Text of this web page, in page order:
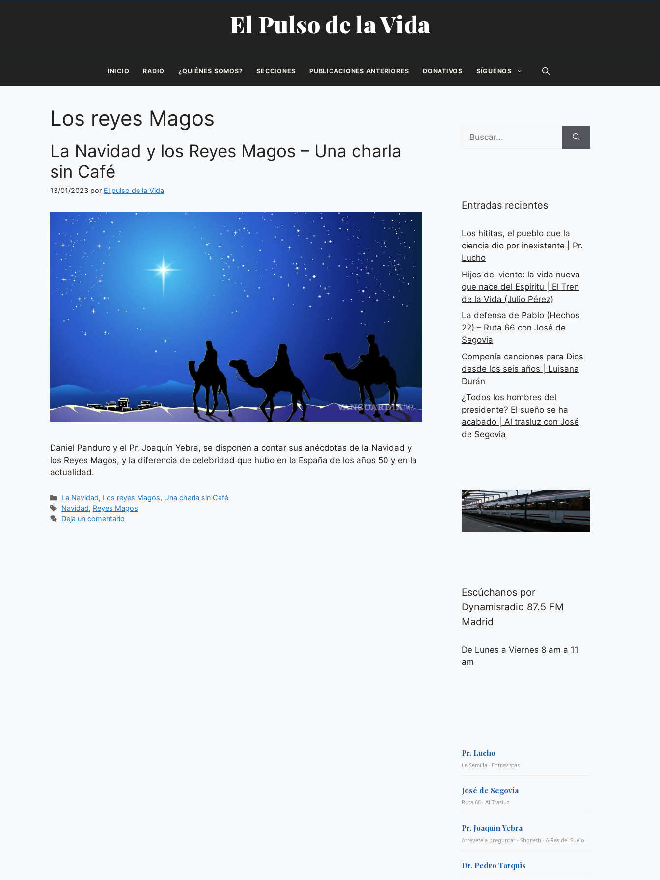
El Pulso de la Vida
INICIO RADIO ¿QUIÉNES SOMOS? SECCIONES PUBLICACIONES ANTERIORES DONATIVOS SÍGUENOS
Los reyes Magos
La Navidad y los Reyes Magos – Una charla
sin Café
13/01/2023 por El pulso de la Vida
Daniel Panduro y el Pr. Joaquín Yebra, se disponen a contar sus anécdotas de la Navidad y
los Reyes Magos, y la diferencia de celebridad que hubo en la España de los años 50 y en la
actualidad.
Categorías
La Navidad, Los reyes Magos, Una charla sin Café
Etiquetas
Navidad, Reyes Magos
Deja un comentario
Buscar:
Entradas recientes
Los hititas, el pueblo que la
ciencia dio por inexistente | Pr.
Lucho
Hijos del viento: la vida nueva
que nace del Espíritu | El Tren
de la Vida (Julio Pérez)
La defensa de Pablo (Hechos
22) – Ruta 66 con José de
Segovia
Componía canciones para Dios
desde los seis años | Luisana
Durán
¿Todos los hombres del
presidente? El sueño se ha
acabado | Al trasluz con José
de Segovia
Escúchanos por
Dynamisradio 87.5 FM
Madrid
De Lunes a Viernes 8 am a 11
am
Pr. Lucho
La Semilla · Entrevistas
José de Segovia
Ruta 66 · Al Trasluz
Pr. Joaquín Yebra
Atrévete a preguntar · Shoresh · A Ras del Suelo
Dr. Pedro Tarquis